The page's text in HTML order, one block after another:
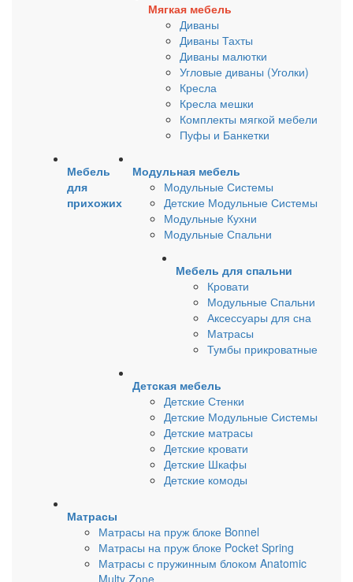
Мягкая мебель
Диваны
Диваны Тахты
Диваны малютки
Угловые диваны (Уголки)
Кресла
Кресла мешки
Комплекты мягкой мебели
Пуфы и Банкетки
Модульная мебель
Модульные Системы
Детские Модульные Системы
Модульные Кухни
Модульные Спальни
Мебель для спальни
Кровати
Модульные Спальни
Аксессуары для сна
Матрасы
Тумбы прикроватные
Детская мебель
Детские Стенки
Детские Модульные Системы
Детские матрасы
Детские кровати
Детские Шкафы
Детские комоды
Матрасы
Матрасы на пруж блоке Bonnel
Матрасы на пруж блоке Pocket Spring
Матрасы с пружинным блоком Anatomic
Мебель
для
прихожих